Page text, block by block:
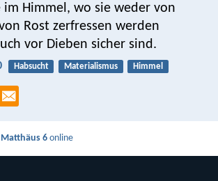
im Himmel, wo sie weder von
Rost zerfressen werden
vor Dieben sicher sind.
Habsucht Materialismus Himmel
Matthäus 6 online